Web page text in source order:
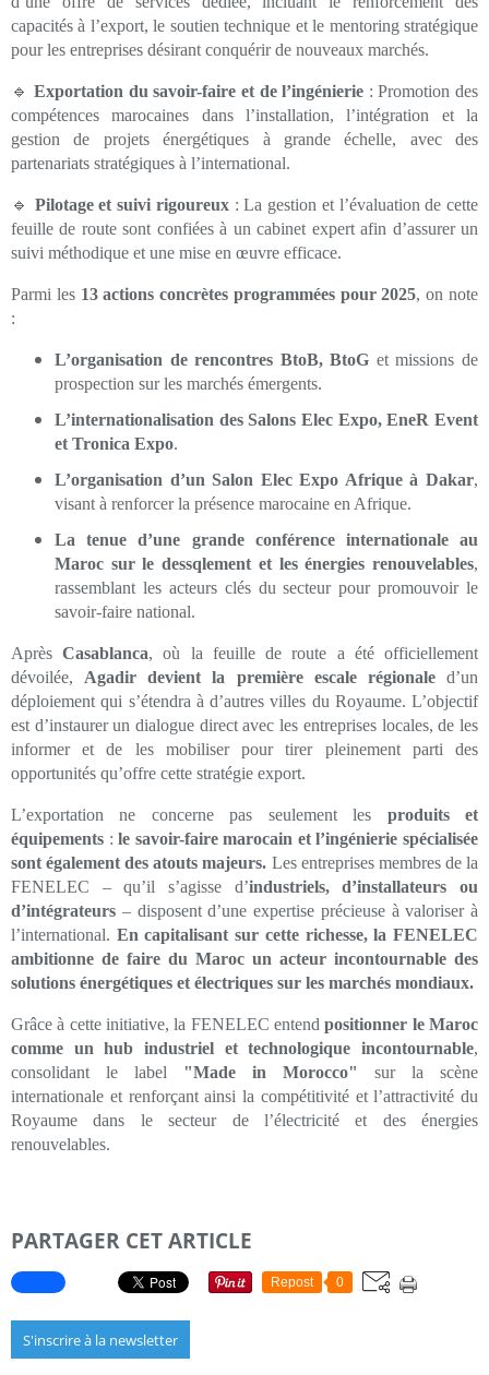
capacités à l’export, le soutien technique et le mentoring stratégique
pour les entreprises désirant conquérir de nouveaux marchés.
🔹 Exportation du savoir-faire et de l’ingénierie : Promotion des
compétences marocaines dans l’installation, l’intégration et la
gestion de projets énergétiques à grande échelle, avec des
partenariats stratégiques à l’international.
🔹 Pilotage et suivi rigoureux: La gestion et l’évaluation de cette
feuille de route sont confiées à un cabinet expert afin d’assurer un
suivi méthodique et une mise en œuvre efficace.
Parmi les 13 actions concrètes programmées pour 2025, on note
:
L’organisation de rencontres BtoB, BtoG et missions de
prospection sur les marchés émergents.
L’internationalisation des Salons Elec Expo, EneR Event
et Tronica Expo.
L’organisation d’un Salon Elec Expo Afrique à Dakar,
visant à renforcer la présence marocaine en Afrique.
La tenue d’une grande conférence internationale au
Maroc sur le dessqlement et les énergies renouvelables,
rassemblant les acteurs clés du secteur pour promouvoir le
savoir-faire national.
AprèsCasablanca, où la feuille de route a été officiellement
dévoilée, Agadir devient la première escale régionaled’un
déploiement qui s’étendra à d’autres villes du Royaume. L’objectif
est d’instaurer un dialogue direct avec les entreprises locales, de les
informer et de les mobiliser pour tirer pleinement parti des
opportunités qu’offre cette stratégie export.
L’exportation ne concerne pas seulement les produits et
équipements :le savoir-faire marocain et l’ingénierie spécialisée
sont également des atouts majeurs. Les entreprises membres de la
FENELEC – qu’il s’agisse d’industriels, d’installateurs ou
d’intégrateurs – disposent d’une expertise précieuse à valoriser à
l’international. En capitalisant sur cette richesse, la FENELEC
ambitionne de faire du Maroc un acteur incontournable des
solutions énergétiques et électriques sur les marchés mondiaux.
Grâce à cette initiative, la FENELEC entendpositionner le Maroc
comme un hub industriel et technologique incontournable,
consolidant le label "Made in Morocco"
sur la scène
internationale et renforçant ainsi la compétitivité et l’attractivité du
Royaume dans le secteur de l’électricité et des énergies
renouvelables.
PARTAGER CET ARTICLE
Repost 0
S'inscrire à la newsletter